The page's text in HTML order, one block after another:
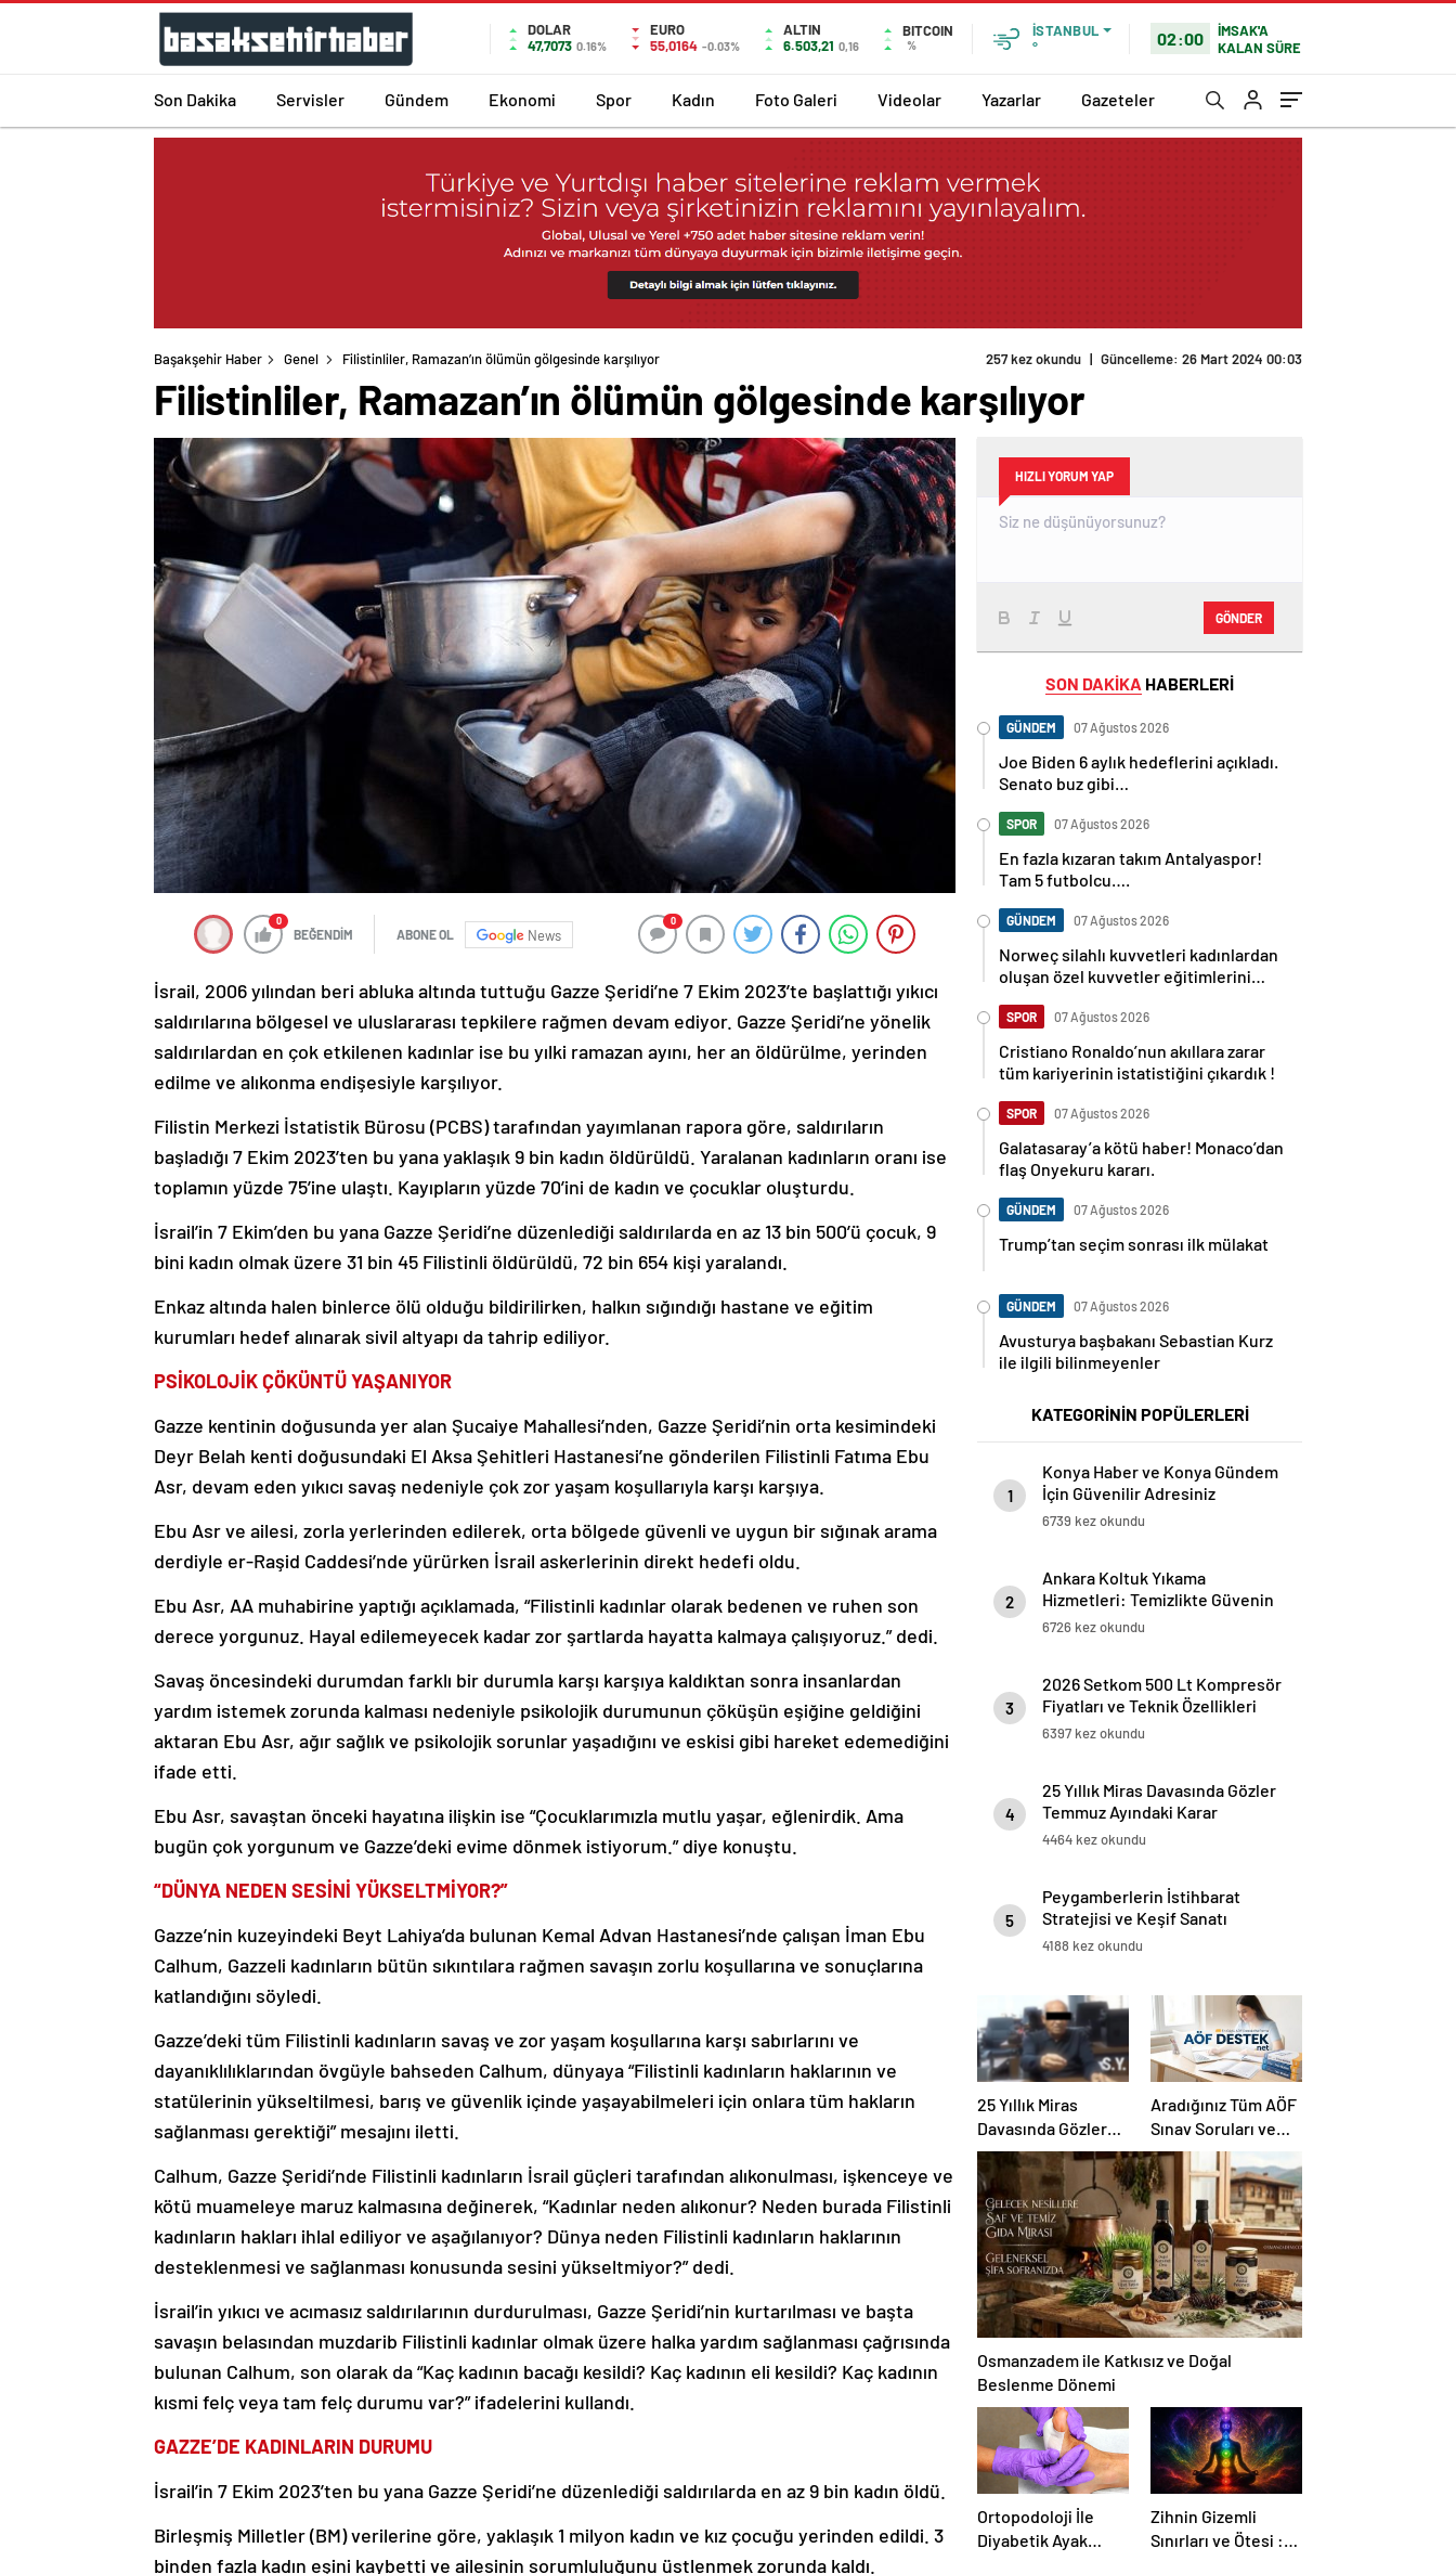
DOLAR
47,7073 0.16%
EURO
55,0164 -0.03%
ALTIN
6.503,21 0,16
BITCOIN
%
İSTANBUL
°
02:00
İMSAK'A
KALAN SÜRE
Son Dakika Servisler Gündem Ekonomi Spor Kadın Foto Galeri Videolar Yazarlar Gazeteler
Başakşehir Haber Genel Filistinliler, Ramazan’ın ölümün gölgesinde karşılıyor 257 kez okundu | Güncelleme: 26 Mart 2024 00:03
Filistinliler, Ramazan’ın ölümün gölgesinde karşılıyor
0
BEĞENDİM ABONE OL News
0
İsrail, 2006 yılından beri abluka altında tuttuğu Gazze Şeridi’ne 7 Ekim 2023’te başlattığı yıkıcı
saldırılarına bölgesel ve uluslararası tepkilere rağmen devam ediyor. Gazze Şeridi’ne yönelik
saldırılardan en çok etkilenen kadınlar ise bu yılki ramazan ayını, her an öldürülme, yerinden
edilme ve alıkonma endişesiyle karşılıyor.
Filistin Merkezi İstatistik Bürosu (PCBS) tarafından yayımlanan rapora göre, saldırıların
başladığı 7 Ekim 2023’ten bu yana yaklaşık 9 bin kadın öldürüldü. Yaralanan kadınların oranı ise
toplamın yüzde 75’ine ulaştı. Kayıpların yüzde 70’ini de kadın ve çocuklar oluşturdu.
İsrail’in 7 Ekim’den bu yana Gazze Şeridi’ne düzenlediği saldırılarda en az 13 bin 500’ü çocuk, 9
bini kadın olmak üzere 31 bin 45 Filistinli öldürüldü, 72 bin 654 kişi yaralandı.
Enkaz altında halen binlerce ölü olduğu bildirilirken, halkın sığındığı hastane ve eğitim
kurumları hedef alınarak sivil altyapı da tahrip ediliyor.
PSİKOLOJİK ÇÖKÜNTÜ YAŞANIYOR
Gazze kentinin doğusunda yer alan Şucaiye Mahallesi’nden, Gazze Şeridi’nin orta kesimindeki
Deyr Belah kenti doğusundaki El Aksa Şehitleri Hastanesi’ne gönderilen Filistinli Fatıma Ebu
Asr, devam eden yıkıcı savaş nedeniyle çok zor yaşam koşullarıyla karşı karşıya.
Ebu Asr ve ailesi, zorla yerlerinden edilerek, orta bölgede güvenli ve uygun bir sığınak arama
derdiyle er-Raşid Caddesi’nde yürürken İsrail askerlerinin direkt hedefi oldu.
Ebu Asr, AA muhabirine yaptığı açıklamada, “Filistinli kadınlar olarak bedenen ve ruhen son
derece yorgunuz. Hayal edilemeyecek kadar zor şartlarda hayatta kalmaya çalışıyoruz.” dedi.
Savaş öncesindeki durumdan farklı bir durumla karşı karşıya kaldıktan sonra insanlardan
yardım istemek zorunda kalması nedeniyle psikolojik durumunun çöküşün eşiğine geldiğini
aktaran Ebu Asr, ağır sağlık ve psikolojik sorunlar yaşadığını ve eskisi gibi hareket edemediğini
ifade etti.
Ebu Asr, savaştan önceki hayatına ilişkin ise “Çocuklarımızla mutlu yaşar, eğlenirdik. Ama
bugün çok yorgunum ve Gazze’deki evime dönmek istiyorum.” diye konuştu.
“DÜNYA NEDEN SESİNİ YÜKSELTMİYOR?”
Gazze’nin kuzeyindeki Beyt Lahiya’da bulunan Kemal Advan Hastanesi’nde çalışan İman Ebu
Calhum, Gazzeli kadınların bütün sıkıntılara rağmen savaşın zorlu koşullarına ve sonuçlarına
katlandığını söyledi.
Gazze’deki tüm Filistinli kadınların savaş ve zor yaşam koşullarına karşı sabırlarını ve
dayanıklılıklarından övgüyle bahseden Calhum, dünyaya “Filistinli kadınların haklarının ve
statülerinin yükseltilmesi, barış ve güvenlik içinde yaşayabilmeleri için onlara tüm hakların
sağlanması gerektiği” mesajını iletti.
Calhum, Gazze Şeridi’nde Filistinli kadınların İsrail güçleri tarafından alıkonulması, işkenceye ve
kötü muameleye maruz kalmasına değinerek, “Kadınlar neden alıkonur? Neden burada Filistinli
kadınların hakları ihlal ediliyor ve aşağılanıyor? Dünya neden Filistinli kadınların haklarının
desteklenmesi ve sağlanması konusunda sesini yükseltmiyor?” dedi.
İsrail’in yıkıcı ve acımasız saldırılarının durdurulması, Gazze Şeridi’nin kurtarılması ve başta
savaşın belasından muzdarib Filistinli kadınlar olmak üzere halka yardım sağlanması çağrısında
bulunan Calhum, son olarak da “Kaç kadının bacağı kesildi? Kaç kadının eli kesildi? Kaç kadının
kısmi felç veya tam felç durumu var?” ifadelerini kullandı.
GAZZE’DE KADINLARIN DURUMU
İsrail’in 7 Ekim 2023’ten bu yana Gazze Şeridi’ne düzenlediği saldırılarda en az 9 bin kadın öldü.
Birleşmiş Milletler (BM) verilerine göre, yaklaşık 1 milyon kadın ve kız çocuğu yerinden edildi. 3
binden fazla kadın eşini kaybetti ve ailesinin sorumluluğunu üstlenmek zorunda kaldı.
HIZLI YORUM YAP
GÖNDER
SON DAKİKA HABERLERİ
GÜNDEM 07 Ağustos 2026
Joe Biden 6 aylık hedeflerini açıkladı.
Senato buz gibi…
SPOR 07 Ağustos 2026
En fazla kızaran takım Antalyaspor!
Tam 5 futbolcu….
GÜNDEM 07 Ağustos 2026
Norweç silahlı kuvvetleri kadınlardan
oluşan özel kuvvetler eğitimlerini
SPOR 07 Ağustos 2026
Cristiano Ronaldo’nun akıllara zarar
tüm kariyerinin istatistiğini çıkardık !
SPOR 07 Ağustos 2026
Galatasaray’a kötü haber! Monaco’dan
flaş Onyekuru kararı.
GÜNDEM 07 Ağustos 2026
Trump’tan seçim sonrası ilk mülakat
GÜNDEM 07 Ağustos 2026
Avusturya başbakanı Sebastian Kurz
ile ilgili bilinmeyenler
KATEGORİNİN POPÜLERLERİ
1
Konya Haber ve Konya Gündem
İçin Güvenilir Adresiniz
6739 kez okundu
2
Ankara Koltuk Yıkama
Hizmetleri: Temizlikte Güvenin
Adresi
6726 kez okundu
3
2026 Setkom 500 Lt Kompresör
Fiyatları ve Teknik Özellikleri
6397 kez okundu
4
25 Yıllık Miras Davasında Gözler
Temmuz Ayındaki Karar
Duruşmasına Çevrildi
4464 kez okundu
5
Peygamberlerin İstihbarat
Stratejisi ve Keşif Sanatı
4188 kez okundu
25 Yıllık Miras
Davasında Gözler
Temmuz Ayındaki
Karar Duruşmasına
Çevrildi
Aradığınız Tüm AÖF
Sınav Soruları ve
Canlı Açıköğretim
Forumu Burada
Osmanzadem ile Katkısız ve Doğal
Beslenme Dönemi
Ortopodoloji İle
Diyabetik Ayak
Zihnin Gizemli
Sınırları ve Ötesi :